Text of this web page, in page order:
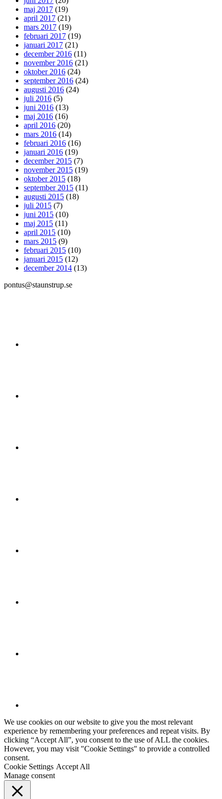
maj 2017 (19)
april 2017 (21)
mars 2017 (19)
februari 2017 (19)
januari 2017 (21)
december 2016 (11)
november 2016 (21)
oktober 2016 (24)
september 2016 (24)
augusti 2016 (24)
juli 2016 (5)
juni 2016 (13)
maj 2016 (16)
april 2016 (20)
mars 2016 (14)
februari 2016 (16)
januari 2016 (19)
december 2015 (7)
november 2015 (19)
oktober 2015 (18)
september 2015 (11)
augusti 2015 (18)
juli 2015 (7)
juni 2015 (10)
maj 2015 (11)
april 2015 (10)
mars 2015 (9)
februari 2015 (10)
januari 2015 (12)
december 2014 (13)
pontus@staunstrup.se
We use cookies on our website to give you the most relevant
experience by remembering your preferences and repeat visits. By
clicking “Accept All”, you consent to the use of ALL the cookies.
However, you may visit "Cookie Settings" to provide a controlled
consent.
Cookie Settings Accept All
Manage consent